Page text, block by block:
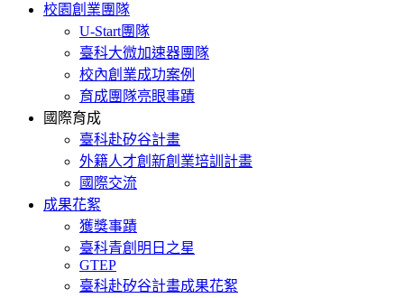
校園創業團隊
U-Start團隊
臺科大微加速器團隊
校內創業成功案例
育成團隊亮眼事蹟
國際育成
臺科赴矽谷計畫
外籍人才創新創業培訓計畫
國際交流
成果花絮
獲獎事蹟
臺科青創明日之星
GTEP
臺科赴矽谷計畫成果花絮